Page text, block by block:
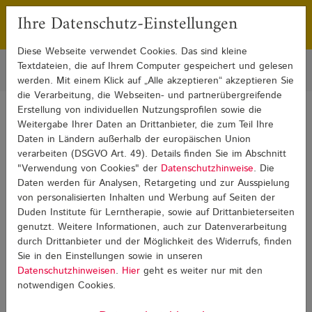
Franchising
Sie sind hier: Blog Rechenschwäche Rechenschwäche Detail
Rechenschwäche
Ihre Datenschutz-Einstellungen
Diese Webseite verwendet Cookies. Das sind kleine
Textdateien, die auf Ihrem Computer gespeichert und gelesen
werden. Mit einem Klick auf „Alle akzeptieren“ akzeptieren Sie
die Verarbeitung, die Webseiten- und partnerübergreifende
Erstellung von individuellen Nutzungsprofilen sowie die
Weitergabe Ihrer Daten an Drittanbieter, die zum Teil Ihre
Daten in Ländern außerhalb der europäischen Union
verarbeiten (DSGVO Art. 49). Details finden Sie im Abschnitt
"Verwendung von Cookies" der Datenschutzhinweise. Die
Daten werden für Analysen, Retargeting und zur Ausspielung
von personalisierten Inhalten und Werbung auf Seiten der
Duden Institute für Lerntherapie, sowie auf Drittanbieterseiten
genutzt. Weitere Informationen, auch zur Datenverarbeitung
durch Drittanbieter und der Möglichkeit des Widerrufs, finden
Sie in den Einstellungen sowie in unseren
Datenschutzhinweisen. Hier geht es weiter nur mit den
notwendigen Cookies.